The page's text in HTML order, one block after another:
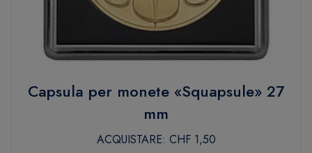
Capsula per monete «Squapsule» 27
mm
ACQUISTARE: CHF 1,50